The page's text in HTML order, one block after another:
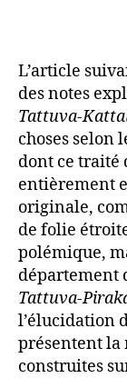
L’article
des notes
Tattuva-
choses selon
dont ce traité
entièrement
originale,
de folie
polémique,
département
Tattuva-
l’élucidation
présentent la
construites